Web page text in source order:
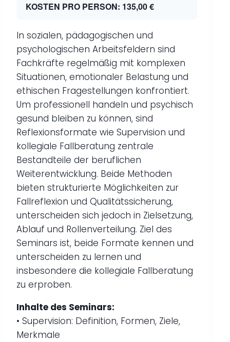
KOSTEN PRO PERSON: 135,00 €
In sozialen, pädagogischen und
psychologischen Arbeitsfeldern sind
Fachkräfte regelmäßig mit komplexen
Situationen, emotionaler Belastung und
ethischen Fragestellungen konfrontiert.
Um professionell handeln und psychisch
gesund bleiben zu können, sind
Reflexionsformate wie Supervision und
kollegiale Fallberatung zentrale
Bestandteile der beruflichen
Weiterentwicklung. Beide Methoden
bieten strukturierte Möglichkeiten zur
Fallreflexion und Qualitätssicherung,
unterscheiden sich jedoch in Zielsetzung,
Ablauf und Rollenverteilung. Ziel des
Seminars ist, beide Formate kennen und
unterscheiden zu lernen und
insbesondere die kollegiale Fallberatung
zu erproben.
Inhalte des Seminars:
• Supervision: Definition, Formen, Ziele,
Merkmale